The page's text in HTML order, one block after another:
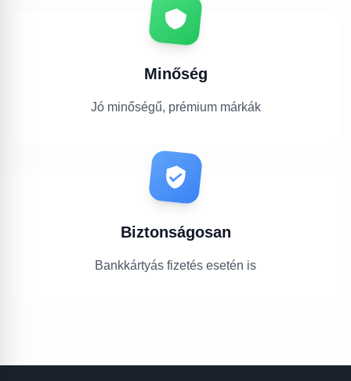
Minőség
Jó minőségű, prémium márkák
Biztonságosan
Bankkártyás fizetés esetén is